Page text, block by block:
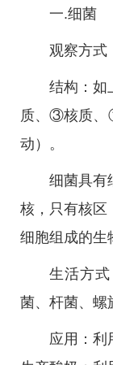
一.细菌
观察方式
结构：
质、③核质、
动）。
细菌具有
核，只有核区
细胞组成的生
生活方
菌、杆菌、螺
应用：利